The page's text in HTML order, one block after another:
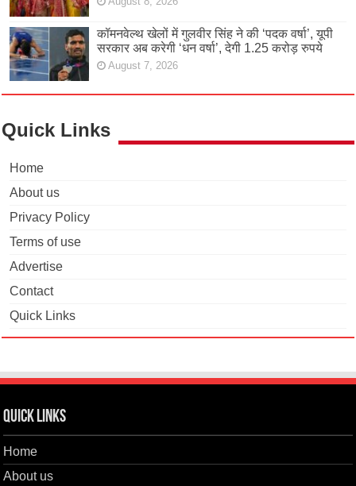
कॉमनवेल्थ खेलों में गुलवीर सिंह ने की ‘पदक वर्षा’, यूपी
सरकार अब करेगी ‘धन वर्षा’, देगी 1.25 करोड़ रुपये
August 7, 2026
Quick Links
Home
About us
Privacy Policy
Terms of use
Advertise
Contact
Quick Links
Quick Links
Home
About us